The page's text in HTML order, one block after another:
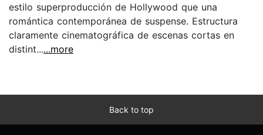
estilo superproducción de Hollywood que una
romántica contemporánea de suspense. Estructura
claramente cinematográfica de escenas cortas en
distint......more
Back to top